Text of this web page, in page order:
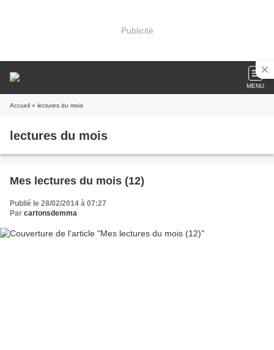
Publicité
MENU
Accueil » lectures du mois
lectures du mois
Mes lectures du mois (12)
Publié le 28/02/2014 à 07:27
Par cartonsdemma